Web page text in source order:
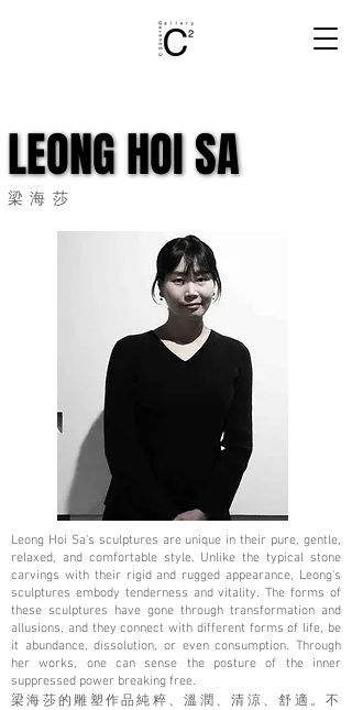
LEONG HOI SA
LEONG HOI SA
梁海莎
Leong Hoi Sa's sculptures are unique in their pure, gentle,
relaxed, and comfortable style. Unlike the typical stone
carvings with their rigid and rugged appearance, Leong's
sculptures embody tenderness and vitality. The forms of
these sculptures have gone through transformation and
allusions, and they connect with different forms of life, be
it abundance, dissolution, or even consumption. Through
her works, one can sense the posture of the inner
suppressed power breaking free.
梁海莎的雕塑作品純粹、溫潤、清涼、舒適。不